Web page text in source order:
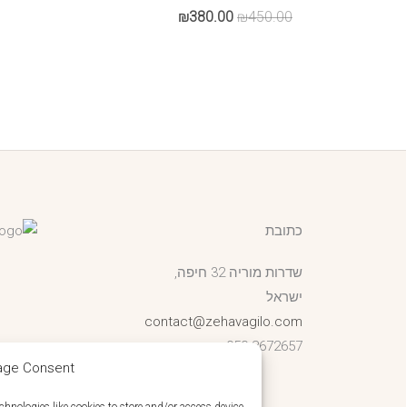
Consent
₪450.00
המחיר ₪380.00
כתובת
שדרות מוריה 32 חיפה,
ישראל
contact@zehavagilo.com
050-8672657